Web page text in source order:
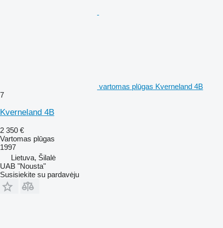
vartomas plūgas Kverneland 4B
7
Kverneland 4B
2 350 €
Vartomas plūgas
1997
Lietuva, Šilalė
UAB "Nousta"
Susisiekite su pardavėju